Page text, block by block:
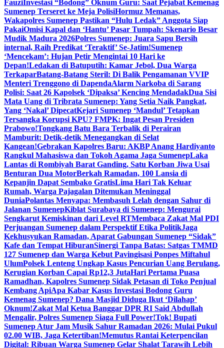
FauziInvestasi “Bodong” Oknum Guru: Saat Pejabat Kemenag
Sumenep Terseret ke Meja PolisiHormuz Memanas,
Wakapolres Sumenep Pastikan “Hulu Ledak” Anggota Siap
PakaiOmisi Kapal dan ‘Hantu’ Pasar Tumpah: Skenario Besar
Mudik Madura 2026Polres Sumenep: Juara Sapu Bersih
internal, Raih Predikat ‘Teraktif’ Se-Jatim!Sumenep
‘Mencekam’: Hujan Petir Mengintai 10 Hari ke
Depan!Ledakan di Batuputih: Kamar Jebol, Dua Warga
TerkaparBatang-Batang Steril: Di Balik Pengamanan VVIP
Menteri Trenggono di DapendaAlarm Narkoba di Sarang
Polisi: Saat 26 Kapolsek ‘Dipaksa’ Kencing MendadakDua Sisi
Mata Uang di Tribrata Sumenep: Yang Setia Naik Pangkat,
Yang ‘Nakal’ DipecatKejari Sumenep ‘Mandul’ Tetapkan
Tersangka Korupsi KPU? FMPK: Ingat Pesan Presiden
Prabowo!Tongkang Batu Bara Terbalik di Perairan
Mamburit: Detik-detik Menegangkan di Selat
Kangean!Gebrakan Kapolres Baru: AKBP Anang Hardiyanto
Rangkul Mahasiswa dan Tokoh Agama Jaga SumenepLaka
Lantas di Rombiyah Barat Ganding, Satu Korban Jiwa Usai
Benturan Dua MotorBerkah Ramadan, 100 Lansia di
Kepanjin Dapat Sembako GratisLima Hari Tak Keluar
Rumah, Warga Pajagalan Ditemukan Meninggal
DuniaPolantas Menyapa: Membasuh Lelah dengan Sahur di
Jalanan SumenepKiblat Surabaya di Sumenep: Mengurai
Sengkarut Kemiskinan dari Level RTMembaca Zakat Mal PDI
Perjuangan Sumenep dalam Perspektif Etika PolitikJaga
Kekhusyukan Ramadan, Aparat Gabungan Sumenep “Sidak”
Kafe dan Tempat HiburanSinergi Tanpa Batas: Satgas TMMD
127 Sumenep dan Warga Kebut Pavingisasi Ponpes Miftahul
UlumPolsek Lenteng Ungkap Kasus Pencurian Uang Berulang,
Kerugian Korban Capai Rp12,3 JutaHari Pertama Puasa
Ramadhan, Kapolres Sumenep Sidak Petasan di Toko Penjual
Kembang ApiApa Kabar Kasus Investasi Bodong Guru
Kemenag Sumenep? Dana Masjid Diduga Ikut ‘Dilahap’
Oknum!Zakat Mal Ketua Banggar DPR RI Said Abdullah
Mengalir, Polres Sumenep Siaga Full Power!Tok! Bupati
Sumenep Atur Jam Musik Sahur Ramadan 2026: Mulai Pukul
02.00 WIB, Jaga Ketertiban!Memutus Rantai Keterpencilan
Digital: Ribuan Warga Sumenep Gelar Shalat Tarawih Lebih